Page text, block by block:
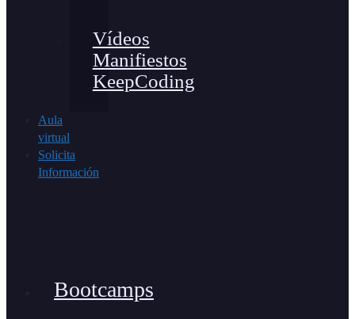
Vídeos
Manifiestos
KeepCoding
Aula
virtual
Solicita
Información
Bootcamps